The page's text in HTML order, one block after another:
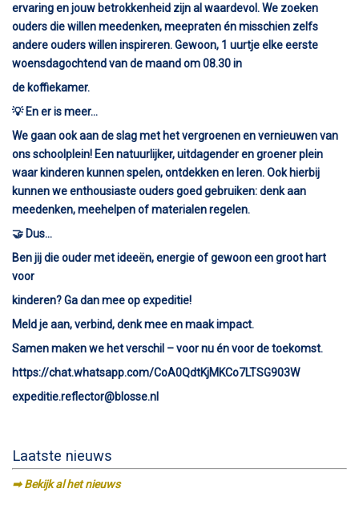
ervaring en jouw betrokkenheid zijn al waardevol. We zoeken
ouders die willen meedenken, meepraten én misschien zelfs
andere ouders willen inspireren. Gewoon, 1 uurtje elke eerste
woensdagochtend van de maand om 08.30 in
de koffiekamer.
💡 En er is meer…
We gaan ook aan de slag met het vergroenen en vernieuwen van
ons schoolplein! Een natuurlijker, uitdagender en groener plein
waar kinderen kunnen spelen, ontdekken en leren. Ook hierbij
kunnen we enthousiaste ouders goed gebruiken: denk aan
meedenken, meehelpen of materialen regelen.
🤝 Dus…
Ben jij die ouder met ideeën, energie of gewoon een groot hart
voor
kinderen? Ga dan mee op expeditie!
Meld je aan, verbind, denk mee en maak impact.
Samen maken we het verschil – voor nu én voor de toekomst.
https://chat.whatsapp.com/CoA0QdtKjMKCo7LTSG903W
expeditie.reflector@blosse.nl
Laatste nieuws
➡︎ Bekijk al het nieuws